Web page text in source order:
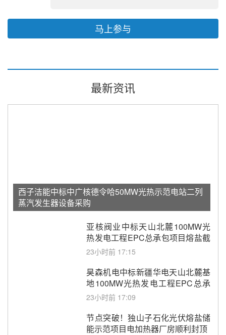
马上参与
最新资讯
西子洁能中标中广核德令哈50MW光热示范电站二列
蒸汽发生器设备采购
亚核阀业中标天山北麓100MW光
热发电工程EPC总承包项目熔盐截
止阀、熔盐三偏心蝶阀采购
23小时前 17:15
昊森机电中标新疆华电天山北麓基
地100MW光热发电工程EPC总承
包项目熔盐介质超声波流量计采购
23小时前 17:09
节点突破！独山子石化光伏熔盐储
能示范项目电加热器厂房顺利封顶